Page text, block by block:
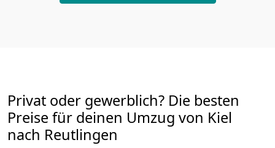
Privat oder gewerblich? Die besten
Preise für deinen Umzug von Kiel
nach Reutlingen